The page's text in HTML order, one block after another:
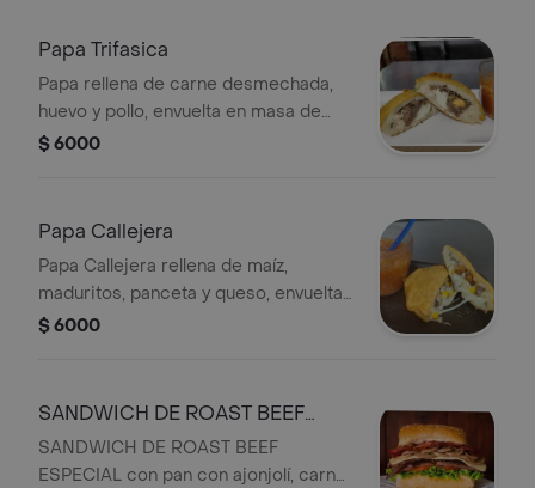
Papa Trifasica
Papa rellena de carne desmechada,
huevo y pollo, envuelta en masa de
papa.
$ 6000
Papa Callejera
Papa Callejera rellena de maíz,
maduritos, panceta y queso, envuelta
en masa de papa.
$ 6000
SANDWICH DE ROAST BEEF
ESPECIAL
SANDWICH DE ROAST BEEF
ESPECIAL con pan con ajonjolí, carne